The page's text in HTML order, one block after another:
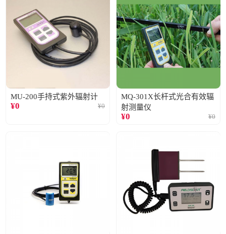
MU-200手持式紫外辐射计
¥0 ¥0
MQ-301X长杆式光合有效辐
射测量仪
¥0 ¥0